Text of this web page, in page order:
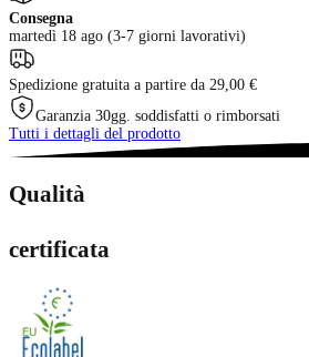
Consegna
martedì 18 ago (3-7 giorni lavorativi)
Spedizione gratuita a partire da 29,00 €
Garanzia 30gg. soddisfatti o rimborsati
Tutti i dettagli del prodotto
Qualità
certificata